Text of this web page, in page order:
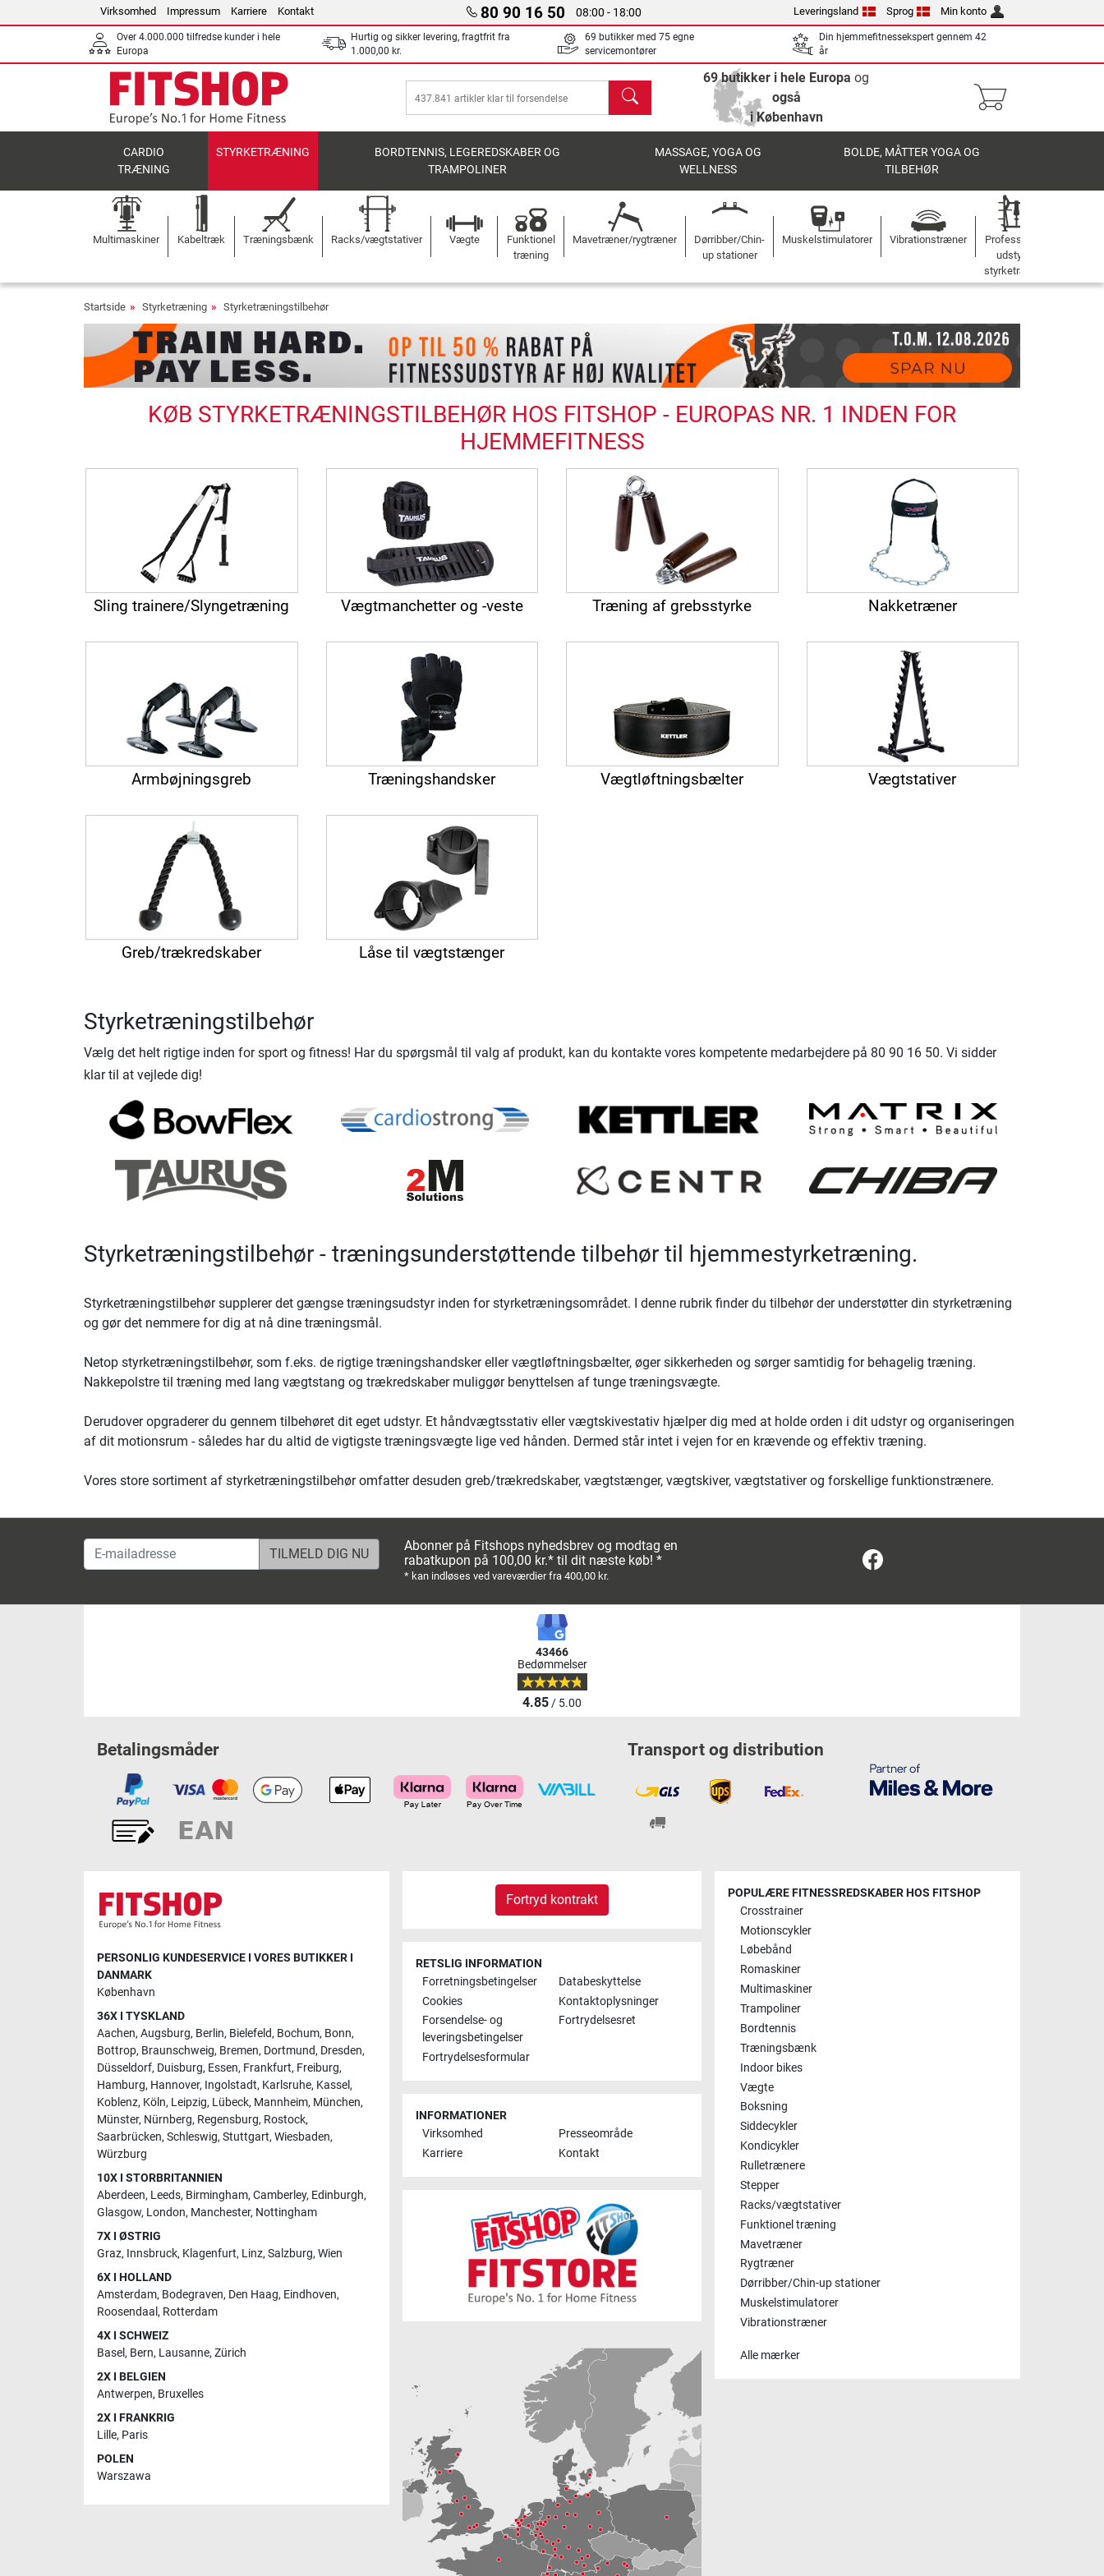
Virksomhed Impressum Karriere Kontakt 80 90 16 50 08:00 - 18:00 Leveringsland Sprog Min konto
Over 4.000.000 tilfredse kunder i hele
Europa
Hurtig og sikker levering, fragtfrit fra
1.000,00 kr.
69 butikker med 75 egne
servicemontører
Din hjemmefitnessekspert gennem 42
år
søg
69 butikker i hele Europa og
også
i København
CARDIO
TRÆNING
STYRKETRÆNING
BORDTENNIS, LEGEREDSKABER OG
TRAMPOLINER
MASSAGE, YOGA OG
WELLNESS
BOLDE, MÅTTER YOGA OG
TILBEHØR
Multimaskiner Kabeltræk Træningsbænk Racks/vægtstativer Vægte
Funktionel
træning
Mavetræner/rygtræner
Dørribber/Chin-
up stationer
Muskelstimulatorer Vibrationstræner
Professionelt
udstyr til
styrketræning
Startside Styrketræning Styrketræningstilbehør
KØB STYRKETRÆNINGSTILBEHØR HOS FITSHOP - EUROPAS NR. 1 INDEN FOR
HJEMMEFITNESS
Sling trainere/Slyngetræning Vægtmanchetter og -veste Træning af grebsstyrke Nakketræner
Armbøjningsgreb Træningshandsker Vægtløftningsbælter Vægtstativer
Greb/trækredskaber Låse til vægtstænger
Styrketræningstilbehør
Vælg det helt rigtige inden for sport og fitness! Har du spørgsmål til valg af produkt, kan du kontakte vores kompetente medarbejdere på 80 90 16 50. Vi sidder
klar til at vejlede dig!
Styrketræningstilbehør - træningsunderstøttende tilbehør til hjemmestyrketræning.
Styrketræningstilbehør supplerer det gængse træningsudstyr inden for styrketræningsområdet. I denne rubrik finder du tilbehør der understøtter din styrketræning
og gør det nemmere for dig at nå dine træningsmål.
Netop styrketræningstilbehør, som f.eks. de rigtige træningshandsker eller vægtløftningsbælter, øger sikkerheden og sørger samtidig for behagelig træning.
Nakkepolstre til træning med lang vægtstang og trækredskaber muliggør benyttelsen af tunge træningsvægte.
Derudover opgraderer du gennem tilbehøret dit eget udstyr. Et håndvægtsstativ eller vægtskivestativ hjælper dig med at holde orden i dit udstyr og organiseringen
af dit motionsrum - således har du altid de vigtigste træningsvægte lige ved hånden. Dermed står intet i vejen for en krævende og effektiv træning.
Vores store sortiment af styrketræningstilbehør omfatter desuden greb/trækredskaber, vægtstænger, vægtskiver, vægtstativer og forskellige funktionstrænere.
E-mailadresse
Abonner på Fitshops nyhedsbrev og modtag en
rabatkupon på 100,00 kr.* til dit næste køb! *
* kan indløses ved vareværdier fra 400,00 kr.
43466
Bedømmelser
4.85/ 5.00
Betalingsmåder Transport og distribution
PERSONLIG KUNDESERVICE I VORES BUTIKKER I
DANMARK
København
36X I TYSKLAND
Aachen, Augsburg, Berlin, Bielefeld, Bochum, Bonn,
Bottrop, Braunschweig, Bremen, Dortmund, Dresden,
Düsseldorf, Duisburg, Essen, Frankfurt, Freiburg,
Hamburg, Hannover, Ingolstadt, Karlsruhe, Kassel,
Koblenz, Köln, Leipzig, Lübeck, Mannheim, München,
Münster, Nürnberg, Regensburg, Rostock,
Saarbrücken, Schleswig, Stuttgart, Wiesbaden,
Würzburg
10X I STORBRITANNIEN
Aberdeen, Leeds, Birmingham, Camberley, Edinburgh,
Glasgow, London, Manchester, Nottingham
7X I ØSTRIG
Graz, Innsbruck, Klagenfurt, Linz, Salzburg, Wien
6X I HOLLAND
Amsterdam, Bodegraven, Den Haag, Eindhoven,
Roosendaal , Rotterdam
4X I SCHWEIZ
Basel, Bern, Lausanne, Zürich
2X I BELGIEN
Antwerpen, Bruxelles
2X I FRANKRIG
Lille, Paris
POLEN
Warszawa
Fortryd kontrakt
RETSLIG INFORMATION
Forretningsbetingelser
Databeskyttelse
Cookies
Kontaktoplysninger
Forsendelse- og
leveringsbetingelser
Fortrydelsesret
Fortrydelsesformular
INFORMATIONER
Virksomhed
Presseområde
Karriere
Kontakt
POPULÆRE FITNESSREDSKABER HOS FITSHOP
Crosstrainer
Motionscykler
Løbebånd
Romaskiner
Multimaskiner
Trampoliner
Bordtennis
Træningsbænk
Indoor bikes
Vægte
Boksning
Siddecykler
Kondicykler
Rulletrænere
Stepper
Racks/vægtstativer
Funktionel træning
Mavetræner
Rygtræner
Dørribber/Chin-up stationer
Muskelstimulatorer
Vibrationstræner
Alle mærker